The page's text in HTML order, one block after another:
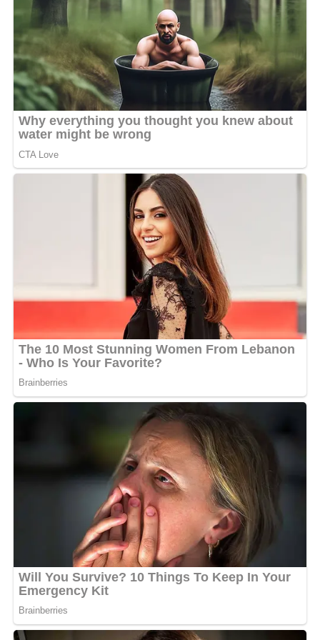
légende. Ils invitent les haters à accorder du crédit à
Creol pour avoir réussi à décrocher ce featuring tant
convoité, tout en espérant que cette collaboration lui
ouvrira davantage de portes sur la scène musicale
africaine.
MOTS-CLÉS : UNE